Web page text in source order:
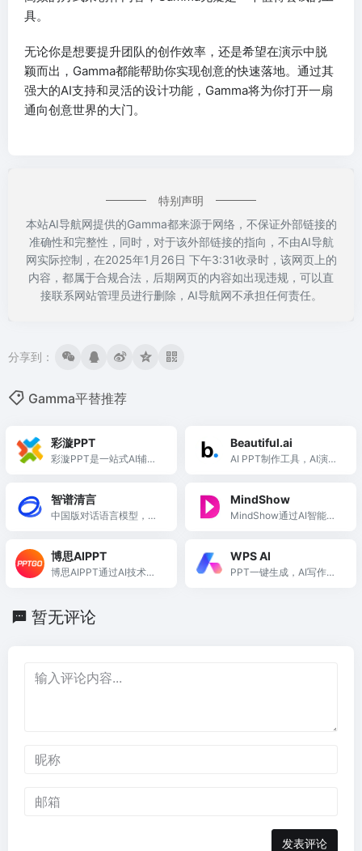
具。
无论你是想要提升团队的创作效率，还是希望在演示中脱
颖而出，Gamma都能帮助你实现创意的快速落地。通过其
强大的AI支持和灵活的设计功能，Gamma将为你打开一扇
通向创意世界的大门。
特别声明
本站AI导航网提供的Gamma都来源于网络，不保证外部链接的
准确性和完整性，同时，对于该外部链接的指向，不由AI导航
网实际控制，在2025年1月26日 下午3:31收录时，该网页上的
内容，都属于合规合法，后期网页的内容如出现违规，可以直
接联系网站管理员进行删除，AI导航网不承担任何责任。
分享到：
Gamma平替推荐
彩漩PPT
彩漩PPT是一站式AI辅助P
Beautiful.ai
AI PPT制作工具，AI演示
智谱清言
中国版对话语言模型，与
MindShow
MindShow通过AI智能生
程。
博思AIPPT
博思AIPPT通过AI技术简
创作。
WPS AI
PPT一键生成，AI写作文
暂无评论
发表评论